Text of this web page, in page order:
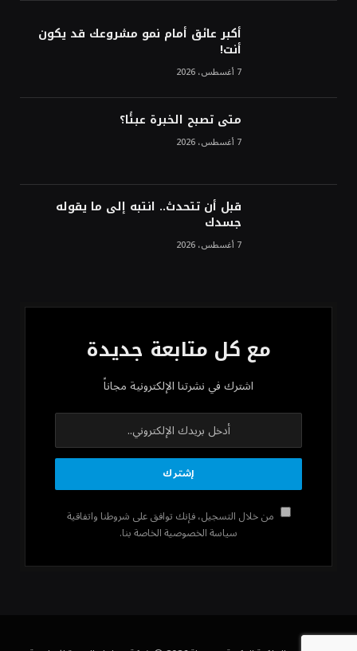
ترقب تطورات الوساطة بشأن الحرب
أكبر عائق أمام نمو مشروعك قد يكون
أنت!
7 أغسطس، 2026
متى تصبح الخبرة عبئًا؟
7 أغسطس، 2026
قبل أن تتحدث.. انتبه إلى ما يقوله
جسدك
7 أغسطس، 2026
مع كل متابعة جديدة
اشترك في نشرتنا الإلكترونية مجاناً
من خلال التسجيل، فإنك توافق على شروطنا واتفاقية
سياسة الخصوصية الخاصة بنا.